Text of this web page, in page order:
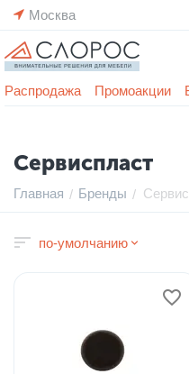
Москва
Распродажа Промоакции
Сервиспласт
Главная / Бренды /
по-умолчанию